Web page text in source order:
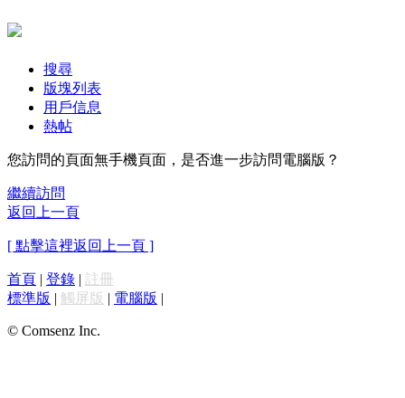
搜尋
版塊列表
用戶信息
熱帖
您訪問的頁面無手機頁面，是否進一步訪問電腦版？
繼續訪問
返回上一頁
[ 點擊這裡返回上一頁 ]
首頁 | 登錄 | 註冊
標準版 | 觸屏版 | 電腦版 |
© Comsenz Inc.